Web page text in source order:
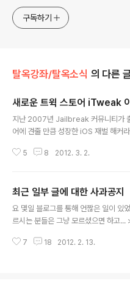
구독하기
탈옥강좌/탈옥소식 의 다른
새로운 트윅 스토어 iTweak
지난 2007년 Jailbreak 커뮤니티가
어에 견줄 만큼 성장한 iOS 재벌 해커
만, 비합리적인 경영방식으로 개발자와
0% (개발자 입장) 는 분명 개선되야 할
이런 Cydia의 비합리적인 경영 방식에
011년 5월 1일 Icy가 출시했습니다만,
막강한 영향력을 발휘하면서도 이번
5 8 2012. 3. 2.
최근 일부 글에 대한 사과공지
요 몇일 블로그를 통해 언짢은 일이 있
르시는 분들은 그냥 모르셨으면 하고...
7 18 2012. 2. 13.